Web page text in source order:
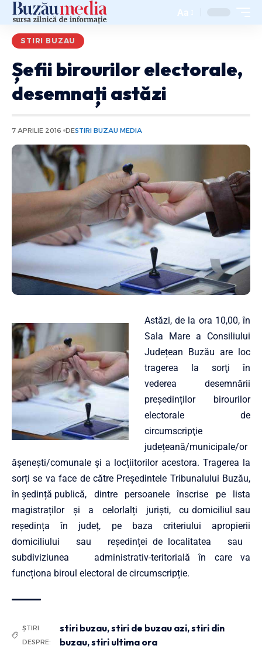
Aa
STIRI BUZAU
Șefii birourilor electorale,
desemnați astăzi
7 APRILIE 2016 DESTIRI BUZAU MEDIA
Astăzi, de la ora 10,00, în
Sala Mare a Consiliului
Județean Buzău are loc
tragerea la sorţi în
vederea desemnării
președinților birourilor
electorale de
circumscripţie
județeană/municipale/or
ășenești/comunale și a locțiitorilor acestora. Tragerea la
sorți se va face de către Președintele Tribunalului Buzău,
în ședință publică, dintre persoanele înscrise pe lista
magistraților și a celorlalți juriști, cu domiciliul sau
reședința în județ, pe baza criteriului apropierii
domiciliului sau reședinței de localitatea sau
subdiviziunea administrativ-teritorială în care va
funcționa biroul electoral de circumscripție.
ȘTIRI
DESPRE:
stiri buzau,stiri de buzau azi,stiri din
buzau,stiri ultima ora